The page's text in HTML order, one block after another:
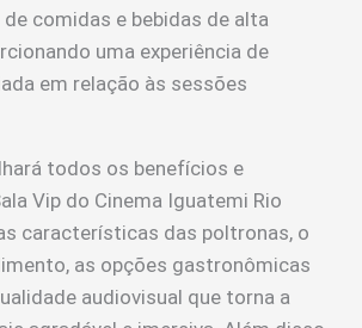
comidas e bebidas de alta
uma experiência de
em relação às sessões
todos os benefícios e
Vip do Cinema Iguatemi Rio
características das poltronas, o
as opções gastronômicas
audiovisual que torna a